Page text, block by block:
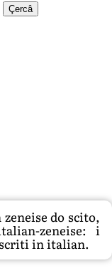
Çercâ
do scito,
zeneise: i
scriti in italian.